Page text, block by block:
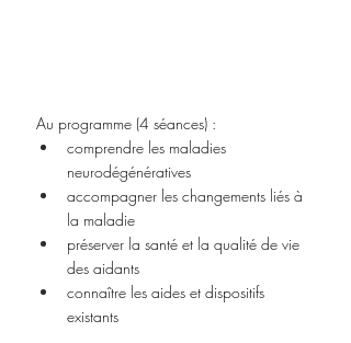
Au programme (4 séances) :
comprendre les maladies
neurodégénératives
accompagner les changements liés à
la maladie
préserver la santé et la qualité de vie
des aidants
connaître les aides et dispositifs
existants